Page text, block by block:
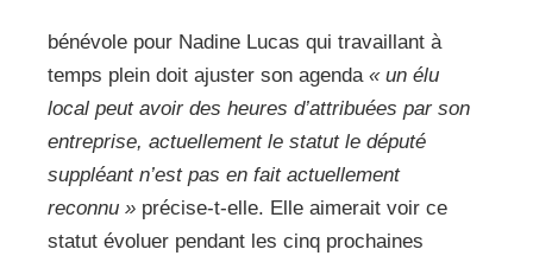
bénévole pour Nadine Lucas qui travaillant à
temps plein doit ajuster son agenda « un élu
local peut avoir des heures d’attribuées par son
entreprise, actuellement le statut le député
suppléant n’est pas en fait actuellement
reconnu » précise-t-elle. Elle aimerait voir ce
statut évoluer pendant les cinq prochaines